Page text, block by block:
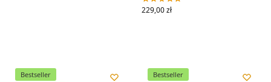
229,00zł
Bestseller Bestseller